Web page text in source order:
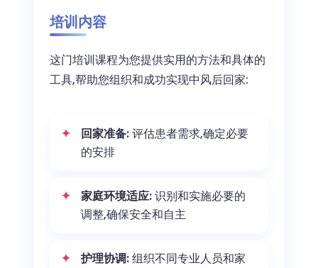
培训内容
这门培训课程为您提供实用的方法和具体的
工具,帮助您组织和成功实现中风后回家:
回家准备:评估患者需求,确定必要
的安排
家庭环境适应:识别和实施必要的
调整,确保安全和自主
护理协调:组织不同专业人员和家